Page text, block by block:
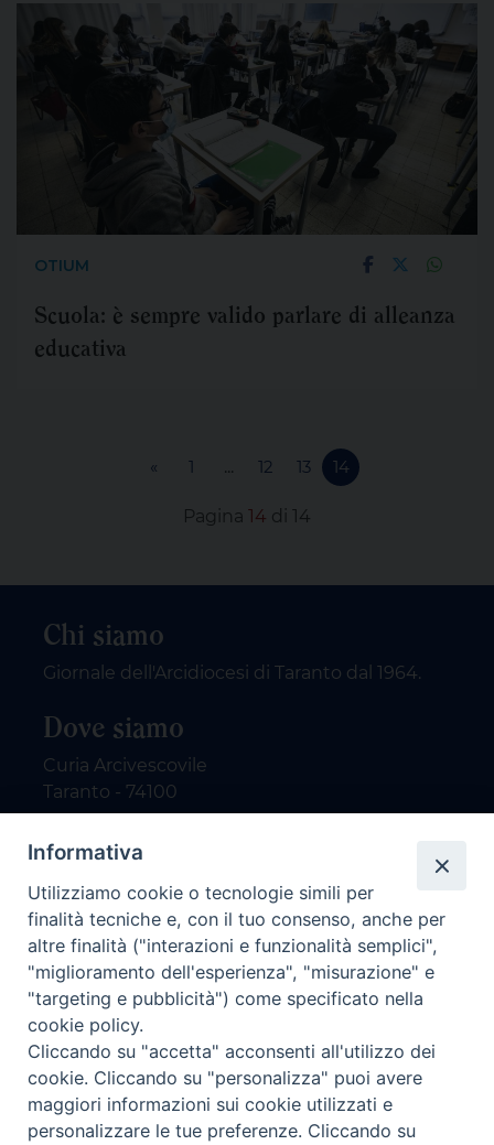
OTIUM
Scuola: è sempre valido parlare di alleanza
educativa
« 1 ... 12 13 14
Pagina 14 di 14
Chi siamo
Giornale dell'Arcidiocesi di Taranto dal 1964.
Dove siamo
Curia Arcivescovile
Taranto - 74100
Contatti
email: redazione@nuovodialogo.com
marketing@nuovodialogo.com
tel: 0994525780
tel 2:
Newsletter
Iscriviti alla nostra newsletter
Informativa
Utilizziamo cookie o tecnologie simili per
finalità tecniche e, con il tuo consenso, anche per
altre finalità ("interazioni e funzionalità semplici",
"miglioramento dell'esperienza", "misurazione" e
"targeting e pubblicità") come specificato nella
cookie policy.
Cliccando su "accetta" acconsenti all'utilizzo dei
cookie. Cliccando su "personalizza" puoi avere
maggiori informazioni sui cookie utilizzati e
personalizzare le tue preferenze. Cliccando su